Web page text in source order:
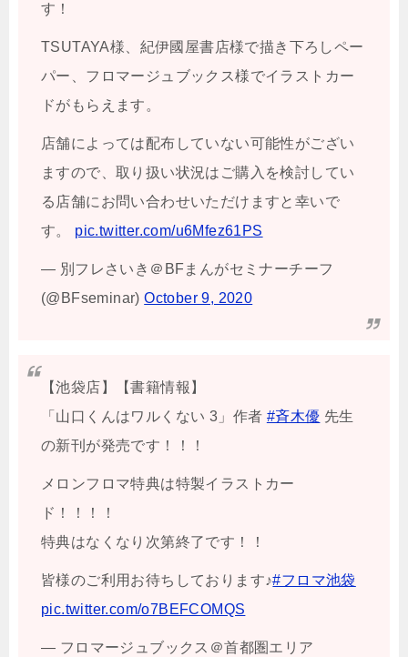
す！
TSUTAYA様、紀伊國屋書店様で描き下ろしペー
パー、フロマージュブックス様でイラストカー
ドがもらえます。
店舗によっては配布していない可能性がござい
ますので、取り扱い状況はご購入を検討してい
る店舗にお問い合わせいただけますと幸いで
す。 pic.twitter.com/u6Mfez61PS
— 別フレさいき＠BFまんがセミナーチーフ
(@BFseminar)October 9, 2020
【池袋店】【書籍情報】
「山口くんはワルくない 3」作者 #斉木優 先生
の新刊が発売です！！！
メロンフロマ特典は特製イラストカー
ド！！！！
特典はなくなり次第終了です！！
皆様のご利用お待ちしております♪#フロマ池袋
pic.twitter.com/o7BEFCOMQS
— フロマージュブックス＠首都圏エリア